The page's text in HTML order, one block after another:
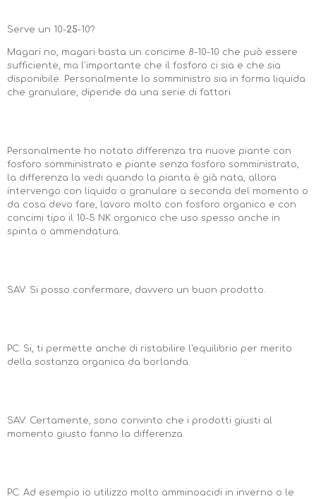
Serve un 10-25-10?
Magari no, magari basta un concime 8-10-10 che può essere
sufficiente, ma l'importante che il fosforo ci sia e che sia
disponibile. Personalmente lo somministro sia in forma liquida
che granulare, dipende da una serie di fattori
Personalmente ho notato differenza tra nuove piante con
fosforo somministrato e piante senza fosforo somministrato,
la differenza la vedi quando la pianta è già nata, allora
intervengo con liquido o granulare a seconda del momento o
da cosa devo fare, lavoro molto con fosforo organico e con
concimi tipo il 10-5 NK organico che uso spesso anche in
spinta o ammendatura.
SAV: Si posso confermare, davvero un buon prodotto.
PC: Si, ti permette anche di ristabilire l'equilibrio per merito
della sostanza organica da borlanda.
SAV: Certamente, sono convinto che i prodotti giusti al
momento giusto fanno la differenza.
PC: Ad esempio io utilizzo molto amminoacidi in inverno o le